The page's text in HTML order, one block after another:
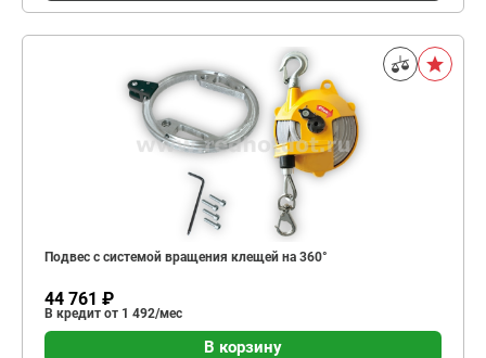
Подвес с системой вращения клещей на 360°
44 761 ₽
В кредит от 1 492/мес
В корзину